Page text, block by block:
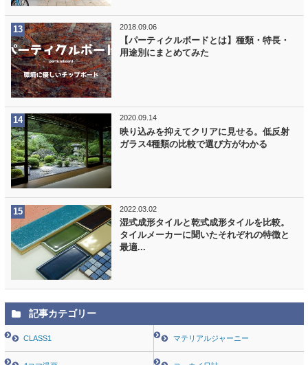
2018.09.06
【パーティクルボードとは】種類・特長・
用途別にまとめてみた
2020.09.14
映り込みを抑えてクリアに見せる。低反射
ガラス4種類の比較で選び方がわかる
2022.03.02
湿式成形タイルと乾式成形タイルを比較。
タイルメーカーに聞いたそれぞれの特徴と
最適...
記事カテゴリー
CLASS1 マテリアルジャーニー